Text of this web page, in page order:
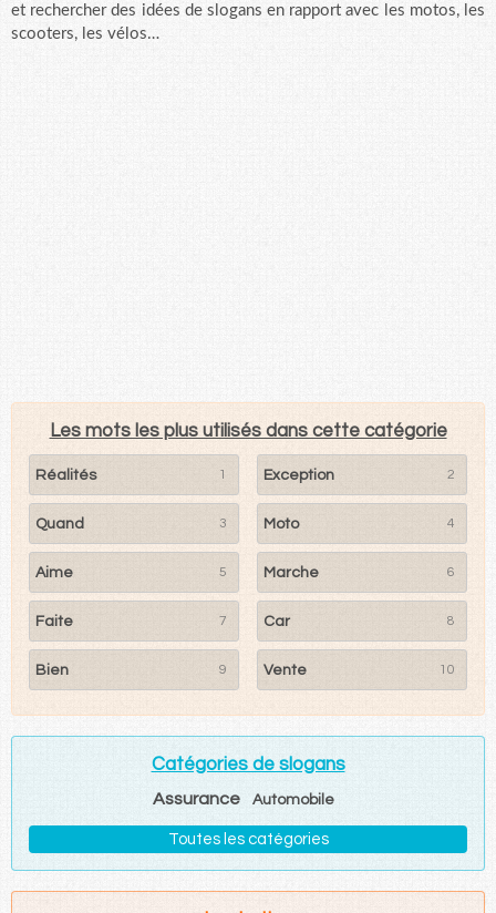
et rechercher des idées de slogans en rapport avec les motos, les
scooters, les vélos…
Les mots les plus utilisés dans cette catégorie
Réalités 1 Exception 2
Quand 3 Moto 4
Aime 5 Marche 6
Faite 7 Car 8
Bien 9 Vente 10
Catégories de slogans
Assurance Automobile
Toutes les catégories